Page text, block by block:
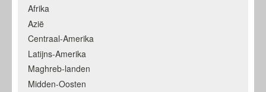
Afrika
Azië
Centraal-Amerika
Latijns-Amerika
Maghreb-landen
Midden-Oosten